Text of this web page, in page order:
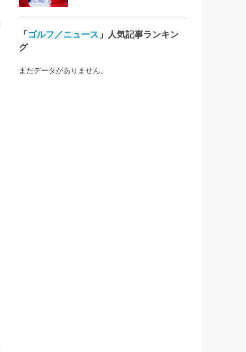
「 ゴルフ／ニュース 」人気記事ランキン
グ
まだデータがありません。